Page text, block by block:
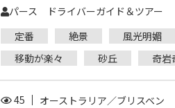
パース ドライバーガイド＆ツアー
定番
絶景 風光明媚
移動が楽々
砂丘 奇岩
45
オーストラリア／ブリスベン